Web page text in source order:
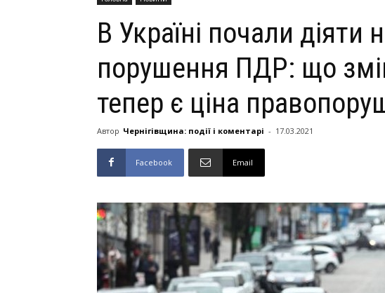
В Україні почали діяти
порушення ПДР: що
тепер є ціна
Автор Чернігівщина: події і коментарі - 17.03.2021
Facebook Email